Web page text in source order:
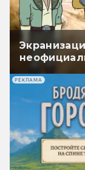
РЕКЛАМА